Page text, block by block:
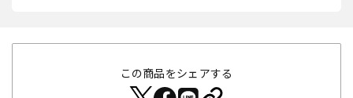
この商品をシェアする